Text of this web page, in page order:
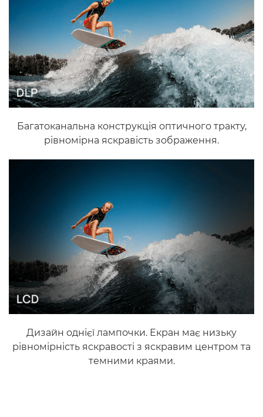
Багатоканальна конструкція оптичного тракту,
рівномірна яскравість зображення.
Дизайн однієї лампочки. Екран має низьку
рівномірність яскравості з яскравим центром та
темними краями.